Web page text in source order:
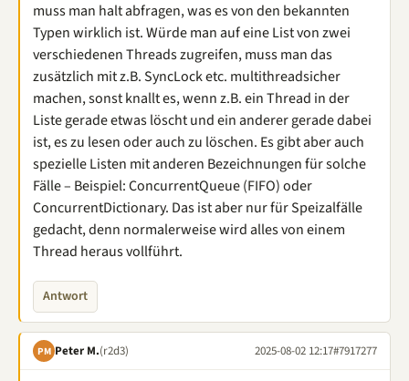
muss man halt abfragen, was es von den bekannten
Typen wirklich ist. Würde man auf eine List von zwei
verschiedenen Threads zugreifen, muss man das
zusätzlich mit z.B. SyncLock etc. multithreadsicher
machen, sonst knallt es, wenn z.B. ein Thread in der
Liste gerade etwas löscht und ein anderer gerade dabei
ist, es zu lesen oder auch zu löschen. Es gibt aber auch
spezielle Listen mit anderen Bezeichnungen für solche
Fälle – Beispiel: ConcurrentQueue (FIFO) oder
ConcurrentDictionary. Das ist aber nur für Speizalfälle
gedacht, denn normalerweise wird alles von einem
Thread heraus vollführt.
Antwort
PM Peter M.(r2d3) 2025-08-02 12:17#7917277